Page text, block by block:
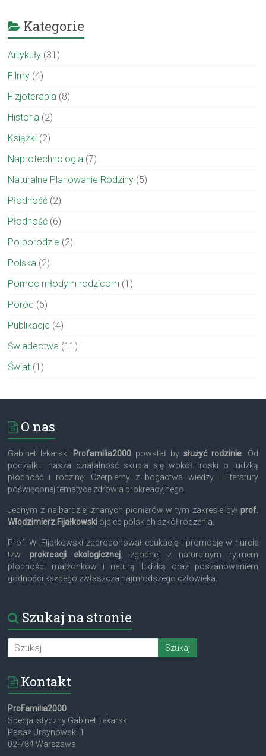
Kategorie
Artykuły (31)
Filmy (4)
Fizjoterapia (8)
Historia (2)
Książki (2)
Naprotechnologia (7)
Naturalne Planowanie Rodziny (5)
Płodność (2)
Płodność (6)
Po porodzie (2)
Polska (2)
Pomoc młodym rodzicom (1)
Poród (6)
Publikacje (4)
Świadectwa (11)
Świat (1)
O nas
Gabinet lekarski Profamilia2000 powstał by służyć rodzinie. Od
początku nasza działalność skupia się wokół troski o ludzką
płodność i rodzinę. Czerpiemy z bogactwa wiedzy i literatury
poświęconej tematyce zdrowia prokreacyjnego.
Jednym z najbardziej znanych pionierów w tym zakresie był prof.
Włodzimierz Fijałkowski ojciec polskich szkół rodzenia.
Prof. W. Fijałkowski zaproponował edukację i promocję w nurcie
tzw. prokreacji ekologicznej , zgodnej z naturalnym rytmem
płodności małżonków i naturą ludzką oraz poszanowaniem
godności każdego zwłaszcza najmłodszego człowieka.
Szukaj na stronie
Kontakt
ProFamilia2000
Specjalistyczny Gabinet Lekarski
Pasaż Ursynowski 1
02-784 Warszawa